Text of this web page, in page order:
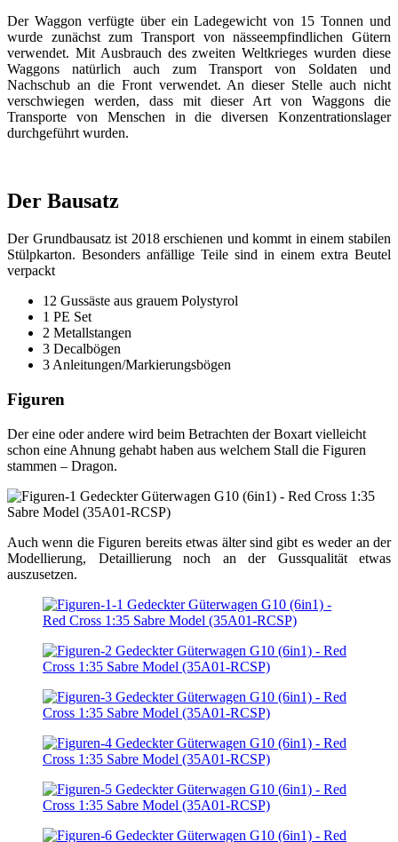
Der Waggon verfügte über ein Ladegewicht von 15 Tonnen und
wurde zunächst zum Transport von nässeempfindlichen Gütern
verwendet. Mit Ausbrauch des zweiten Weltkrieges wurden diese
Waggons natürlich auch zum Transport von Soldaten und
Nachschub an die Front verwendet. An dieser Stelle auch nicht
verschwiegen werden, dass mit dieser Art von Waggons die
Transporte von Menschen in die diversen Konzentrationslager
durchgeführt wurden.
Der Bausatz
Der Grundbausatz ist 2018 erschienen und kommt in einem stabilen
Stülpkarton. Besonders anfällige Teile sind in einem extra Beutel
verpackt
12 Gussäste aus grauem Polystyrol
1 PE Set
2 Metallstangen
3 Decalbögen
3 Anleitungen/Markierungsbögen
Figuren
Der eine oder andere wird beim Betrachten der Boxart vielleicht
schon eine Ahnung gehabt haben aus welchem Stall die Figuren
stammen – Dragon.
Auch wenn die Figuren bereits etwas älter sind gibt es weder an der
Modellierung, Detaillierung noch an der Gussqualität etwas
auszusetzen.